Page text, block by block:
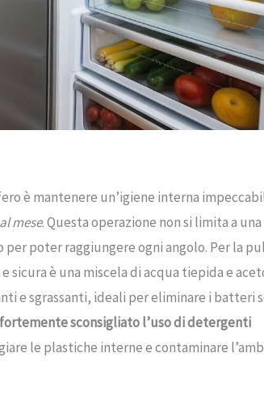
è mantenere un’igiene interna
mese. Questa operazione non si limita a una
poter raggiungere ogni angolo. Per la
è una miscela di acqua tiepida e
e sgrassanti, ideali per eliminare i batteri
fortemente sconsigliato l’uso di detergenti
le plastiche interne e contaminare